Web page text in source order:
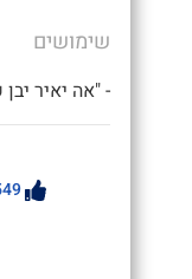
שימושים
- "אה יאיר